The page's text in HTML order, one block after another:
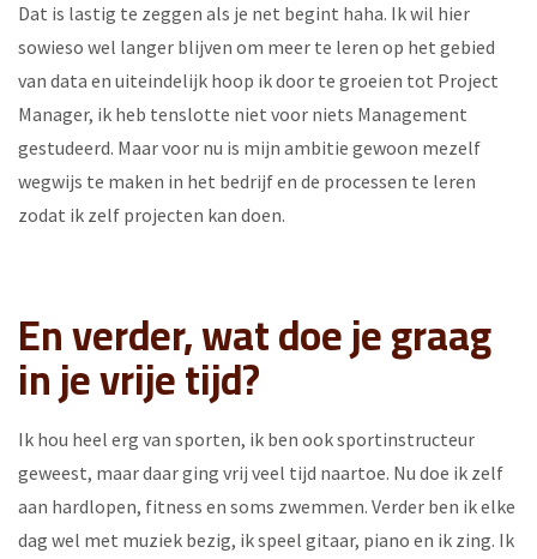
Dat is lastig te zeggen als je net begint haha. Ik wil hier
sowieso wel langer blijven om meer te leren op het gebied
van data en uiteindelijk hoop ik door te groeien tot Project
Manager, ik heb tenslotte niet voor niets Management
gestudeerd. Maar voor nu is mijn ambitie gewoon mezelf
wegwijs te maken in het bedrijf en de processen te leren
zodat ik zelf projecten kan doen.
En verder, wat doe je graag
in je vrije tijd?
Ik hou heel erg van sporten, ik ben ook sportinstructeur
geweest, maar daar ging vrij veel tijd naartoe. Nu doe ik zelf
aan hardlopen, fitness en soms zwemmen. Verder ben ik elke
dag wel met muziek bezig, ik speel gitaar, piano en ik zing. Ik